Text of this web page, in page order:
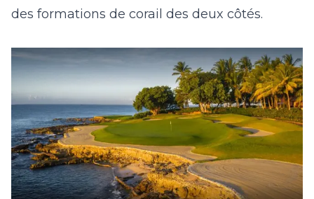
des formations de corail des deux côtés.